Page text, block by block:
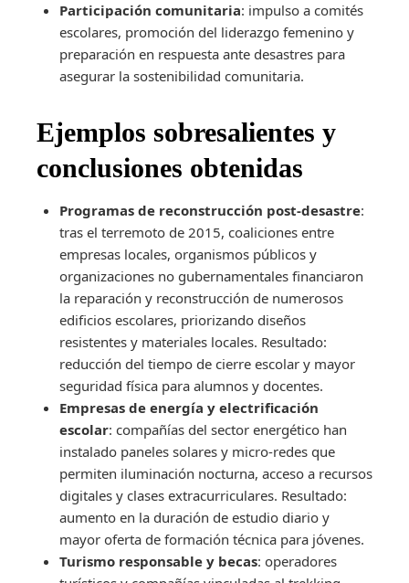
Participación comunitaria: impulso a comités
escolares, promoción del liderazgo femenino y
preparación en respuesta ante desastres para
asegurar la sostenibilidad comunitaria.
Ejemplos sobresalientes y
conclusiones obtenidas
Programas de reconstrucción post-desastre:
tras el terremoto de 2015, coaliciones entre
empresas locales, organismos públicos y
organizaciones no gubernamentales financiaron
la reparación y reconstrucción de numerosos
edificios escolares, priorizando diseños
resistentes y materiales locales. Resultado:
reducción del tiempo de cierre escolar y mayor
seguridad física para alumnos y docentes.
Empresas de energía y electrificación
escolar: compañías del sector energético han
instalado paneles solares y micro-redes que
permiten iluminación nocturna, acceso a recursos
digitales y clases extracurriculares. Resultado:
aumento en la duración de estudio diario y
mayor oferta de formación técnica para jóvenes.
Turismo responsable y becas: operadores